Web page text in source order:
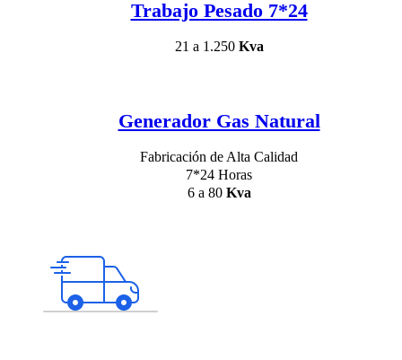
Trabajo Pesado 7*24
21 a 1.250 Kva
Generador Gas Natural
Fabricación de Alta Calidad
7*24 Horas
6 a 80 Kva